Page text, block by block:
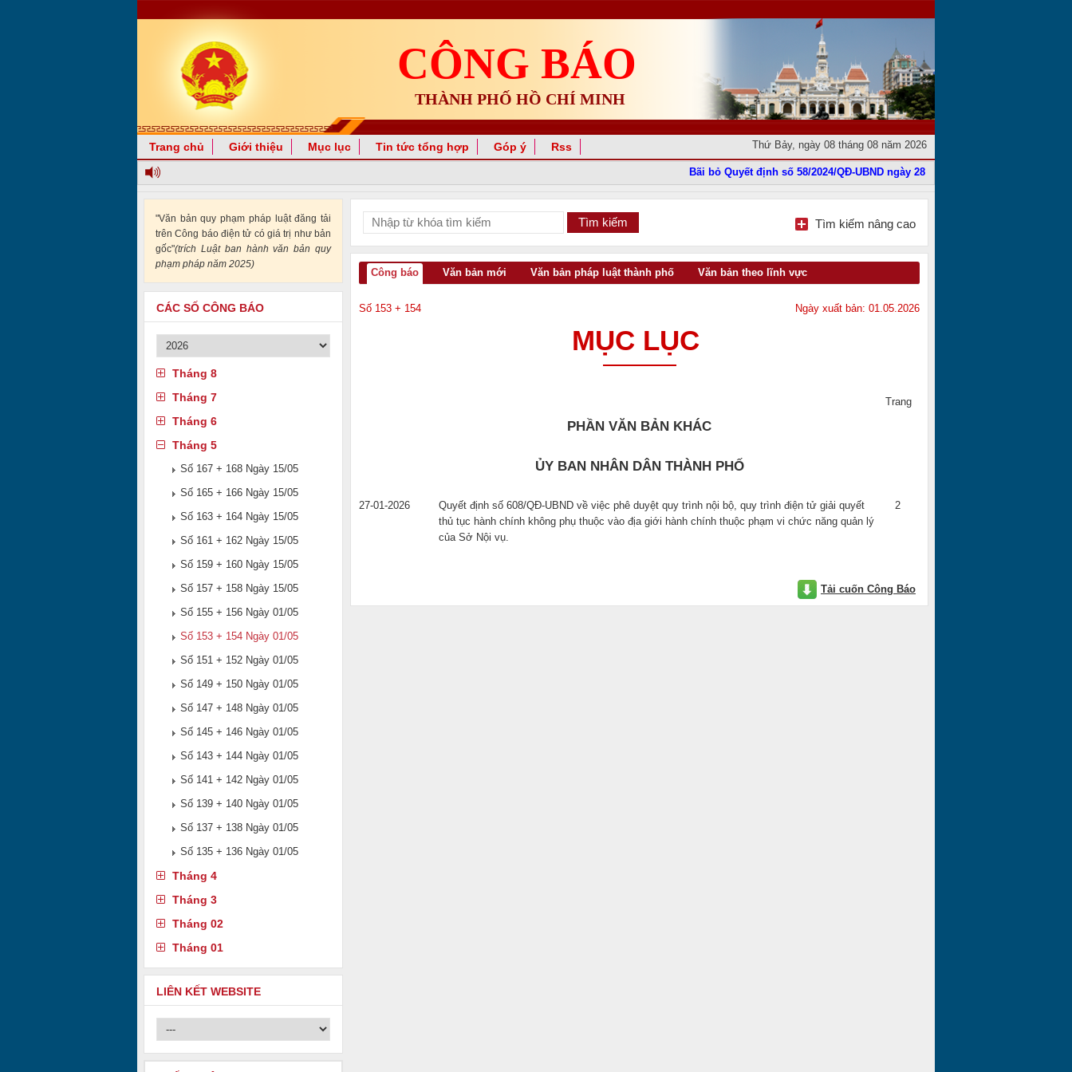
CÔNG BÁO
THÀNH PHỐ HỒ CHÍ MINH
Thứ Bảy, ngày 08 tháng 08 năm 2026
Trang chủ Giới thiệu Mục lục Tin tức tổng hợp Góp ý Rss
Bãi bỏ Quyết định số 58/2024/QĐ-UBND ngày 28 tháng 11 năm 2024
"Văn bản quy phạm pháp luật đăng tải
trên Công báo điện tử có giá trị như bản
gốc"(trích Luật ban hành văn bản quy
phạm pháp năm 2025)
CÁC SỐ CÔNG BÁO
Tháng 8
Tháng 7
Tháng 6
Tháng 5
Số 167 + 168 Ngày 15/05
Số 165 + 166 Ngày 15/05
Số 163 + 164 Ngày 15/05
Số 161 + 162 Ngày 15/05
Số 159 + 160 Ngày 15/05
Số 157 + 158 Ngày 15/05
Số 155 + 156 Ngày 01/05
Số 153 + 154 Ngày 01/05
Số 151 + 152 Ngày 01/05
Số 149 + 150 Ngày 01/05
Số 147 + 148 Ngày 01/05
Số 145 + 146 Ngày 01/05
Số 143 + 144 Ngày 01/05
Số 141 + 142 Ngày 01/05
Số 139 + 140 Ngày 01/05
Số 137 + 138 Ngày 01/05
Số 135 + 136 Ngày 01/05
Tháng 4
Tháng 3
Tháng 02
Tháng 01
LIÊN KẾT WEBSITE
Tìm kiếm nâng cao
Công báo Văn bản mới Văn bản pháp luật thành phố Văn bản theo lĩnh vực
Số 153 + 154 Ngày xuất bản: 01.05.2026
MỤC LỤC
Trang
PHẦN VĂN BẢN KHÁC
ỦY BAN NHÂN DÂN THÀNH PHỐ
27-01-2026
Quyết định số 608/QĐ-UBND về việc phê duyệt quy trình nội bộ, quy trình điện tử giải quyết
thủ tục hành chính không phụ thuộc vào địa giới hành chính thuộc phạm vi chức năng quản lý
của Sở Nội vụ.
2
Tải cuốn Công Báo